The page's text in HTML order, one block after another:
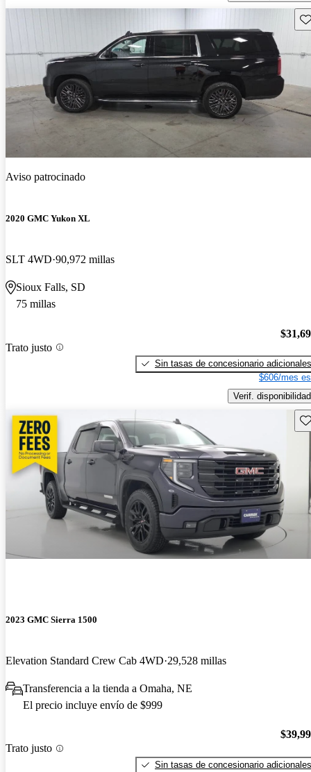
Aviso patrocinado
2020 GMC Yukon XL
SLT 4WD 90,972 millas
Sioux Falls, SD
75 millas
Trato justo
Sin tasas de concesionario adicionales
$606/mes
Verif. disponibilidad
2023 GMC Sierra 1500
Elevation Standard Crew Cab 4WD 29,528 millas
Transferencia a la tienda a Omaha, NE
El precio incluye envío de $999
Trato justo
Sin tasas de concesionario adicionales